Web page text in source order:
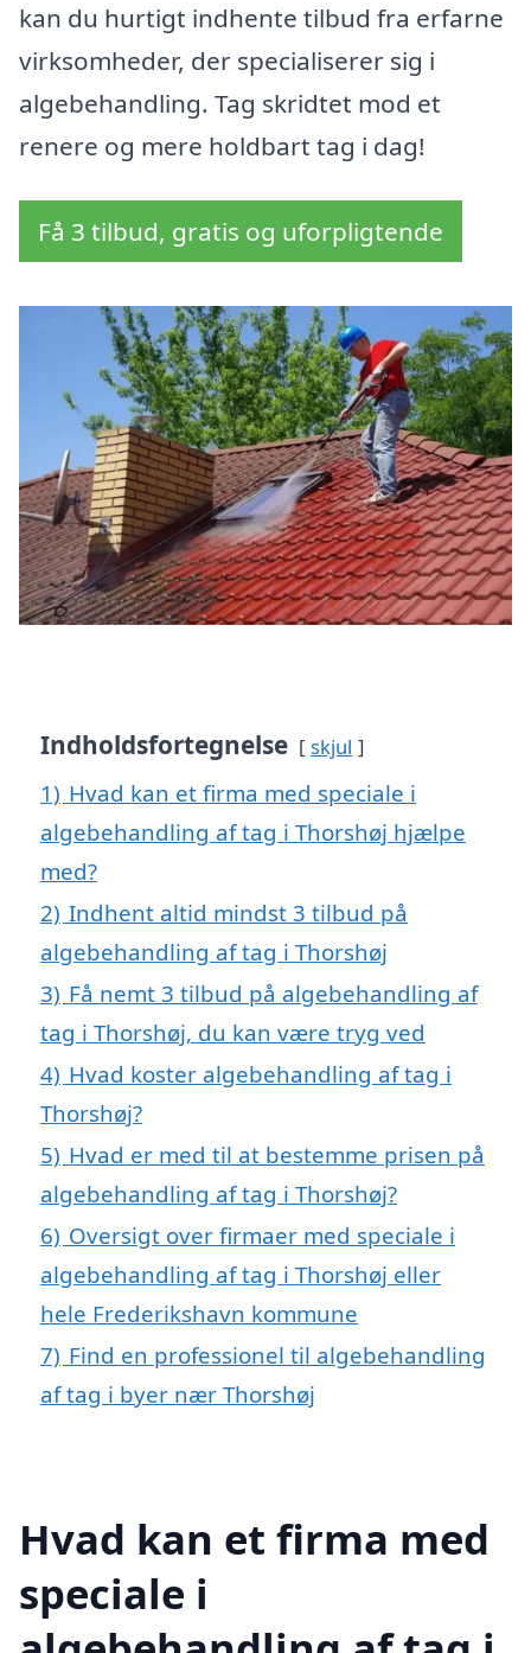
kan du hurtigt indhente tilbud fra erfarne
virksomheder, der specialiserer sig i
algebehandling. Tag skridtet mod et
renere og mere holdbart tag i dag!
Få 3 tilbud, gratis og uforpligtende
Indholdsfortegnelse skjul
1) Hvad kan et firma med speciale i
algebehandling af tag i Thorshøj hjælpe
med?
2) Indhent altid mindst 3 tilbud på
algebehandling af tag i Thorshøj
3) Få nemt 3 tilbud på algebehandling af
tag i Thorshøj, du kan være tryg ved
4) Hvad koster algebehandling af tag i
Thorshøj?
5) Hvad er med til at bestemme prisen på
algebehandling af tag i Thorshøj?
6) Oversigt over firmaer med speciale i
algebehandling af tag i Thorshøj eller
hele Frederikshavn kommune
7) Find en professionel til algebehandling
af tag i byer nær Thorshøj
Hvad kan et firma med
speciale i